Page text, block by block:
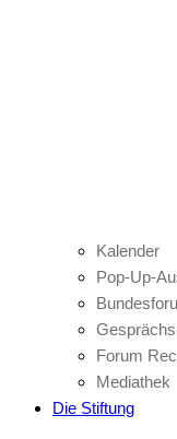
Kalender
Pop-Up-
Forum
Mediathek
Die Stiftung